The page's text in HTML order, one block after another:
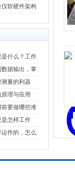
，新手也能
软硬件架构
什么？工作
核心功能一次
据输出，掌
仪的六大核
量的利器
理与应用
要做哪些准
怎样工作
优势？
作的，怎么